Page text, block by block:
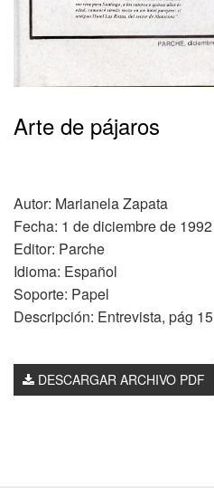
Arte de pájaros
Autor: Marianela Zapata
Fecha: 1 de diciembre de 1992
Editor: Parche
Idioma: Español
Soporte: Papel
Descripción: Entrevista, pág 15
DESCARGAR ARCHIVO PDF